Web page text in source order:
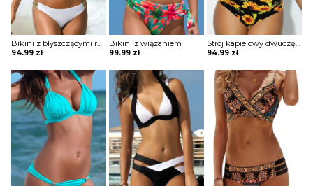
Bikini z błyszczącymi ramiączkami i gumkami przy majtkach
94.99 zł
Bikini z wiązaniem
99.99 zł
Strój kapielowy dwuczęściowy z topem i drapowanymi majtkami z wysokim stanem
94.99 zł